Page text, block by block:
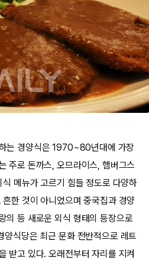
는 경양식은 1970~80년대에 가장
주로 돈까스, 오므라이스, 햄버그스
메뉴가 고르기 힘들 정도로 다양하
한 것이 아니었으며 중국집과 경양
의 등 새로운 외식 형태의 등장으로
식당은 최근 문화 전반적으로 레트
받고 있다. 오래전부터 자리를 지켜